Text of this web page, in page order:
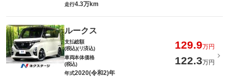
走行4.3万km
ルークス
支払総額
(税込)(リ済込)
129.9万円
車両本体価格
(税込)
122.3万円
年式2020(令和2)年